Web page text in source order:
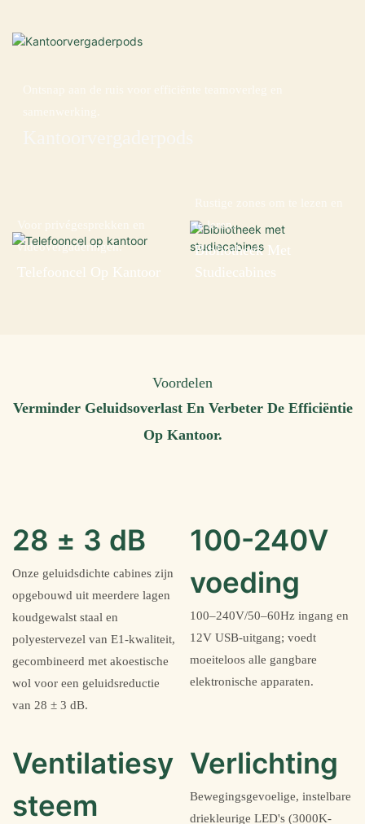
Telefooncel Op Kantoor
videovergaderingen.
Bibliotheek Met
Studiecabines
te leren.
Voordelen
Verminder Geluidsoverlast En Verbeter De Efficiëntie
Op Kantoor.
28 ± 3 dB
Onze geluidsdichte cabines zijn
opgebouwd uit meerdere lagen
koudgewalst staal en
polyestervezel van E1-kwaliteit,
gecombineerd met akoestische
wol voor een geluidsreductie
van 28 ± 3 dB.
100-240V
voeding
100–240V/50–60Hz ingang en
12V USB-uitgang; voedt
moeiteloos alle gangbare
elektronische apparaten.
Ventilatiesy
steem
Verlichting
Bewegingsgevoelige, instelbare
driekleurige LED's (3000K-